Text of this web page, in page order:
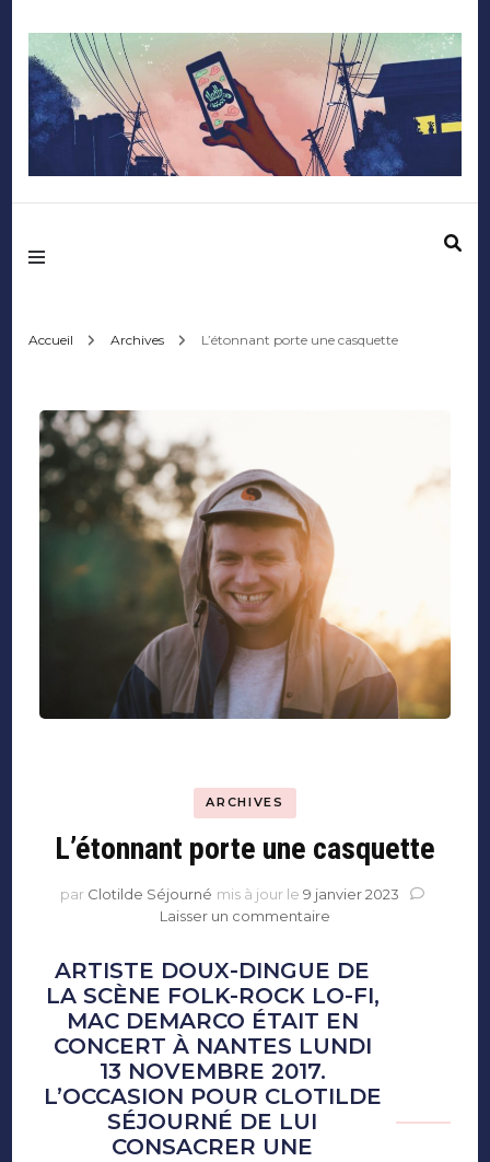
Mediafactory – Le
d'Audencia
Accueil Archives L’étonnant porte une casquette
ARCHIVES
L’étonnant porte une casquette
par Clotilde Séjourné mis à jour le 9 janvier 2023
Laisser un commentaire
une
casquette
ARTISTE DOUX-DINGUE DE
LA SCÈNE FOLK-ROCK LO-FI,
MAC DEMARCO ÉTAIT EN
CONCERT À NANTES LUNDI
13 NOVEMBRE 2017.
L’OCCASION POUR CLOTILDE
SÉJOURNÉ DE LUI
CONSACRER UNE